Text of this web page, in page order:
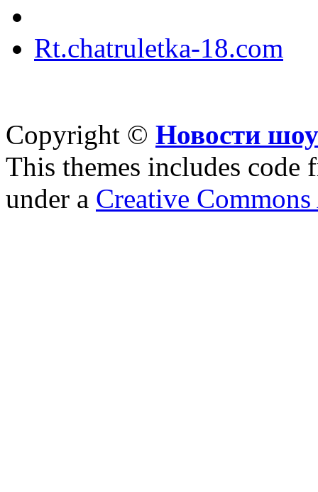
Rt.chatruletka-18.com
Copyright © Новости
This themes includes code
under a Creative